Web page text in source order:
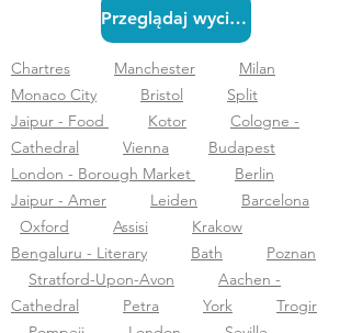
Przeglądaj wycieczki
Chartres Manchester
Milan
Monaco City
Bristol
Split
Jaipur - Food
Kotor
Cologne -
Cathedral
Vienna
Budapest
London - Borough Market
Berlin
Jaipur - Amer
Leiden
Barcelona
Oxford
Assisi
Krakow
Bengaluru - Literary
Bath
Poznan
Stratford-Upon-Avon
Aachen -
Cathedral
Petra York
Trogir